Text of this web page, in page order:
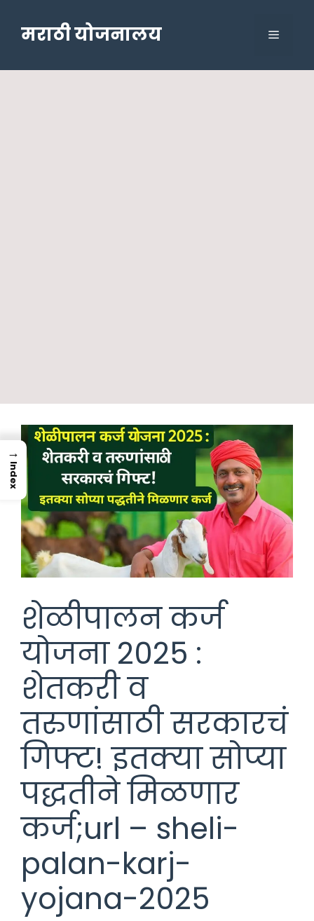
contentमराठी योजनालय Menu
शेळीपालन कर्ज
योजना 2025 :
शेतकरी व
तरुणांसाठी सरकारचं
गिफ्ट! इतक्या सोप्या
पद्धतीने मिळणार
कर्ज;url – sheli-
palan-karj-
yojana-2025
→
Index